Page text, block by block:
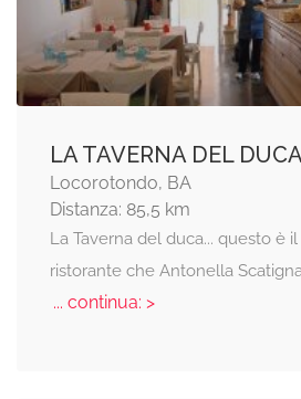
LA TAVERNA DEL DUCA
Locorotondo, BA
Distanza: 85,5 km
La Taverna del duca... questo è
ristorante che Antonella
... continua: >